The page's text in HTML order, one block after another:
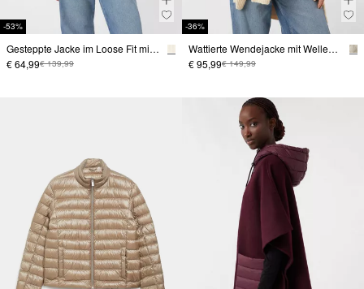
-53%
Gesteppte Jacke im Loose Fit mit Stehkragen
€ 64,99€ 139,99
-36%
Wattierte Wendejacke mit Wellenstepp
€ 95,99€ 149,99